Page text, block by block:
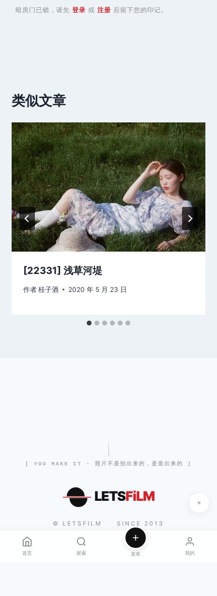
暗房门已锁，请先 登录 或 注册 后留下您的印记。
类似文章
[22331] 浅草河堤
作者桂子酒 2020 年 5 月 23 日
[ YOU MAKE IT · 照片不是拍出来的，是造出来的 ]
LETSFiLM
© LETSFILM SINCE 2013
首页 探索 发布 我的